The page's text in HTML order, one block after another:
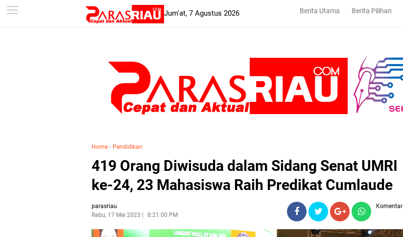
-->
Jum'at, 7 Agustus 2026 Berita Utama Berita Pilihan
Home › Pendidikan
419 Orang Diwisuda dalam Sidang Senat UMRI
ke-24, 23 Mahasiswa Raih Predikat Cumlaude
parasriau
Rabu, 17 Mei 2023
8:21:00 PM
Komentar